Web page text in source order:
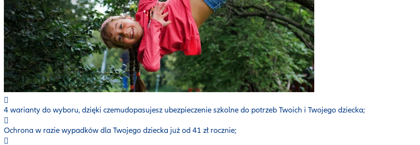
4 warianty do wyboru, dzięki czemudopasujesz ubezpieczenie szkolne do potrzeb Twoich i Twojego dziecka;
Ochrona w razie wypadków dla Twojego dziecka już od 41 zł rocznie;